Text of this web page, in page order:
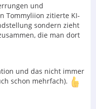
und
Tommyliion zitierte KI-
sondern zieht
die man dort
und das nicht immer
schon mehrfach).